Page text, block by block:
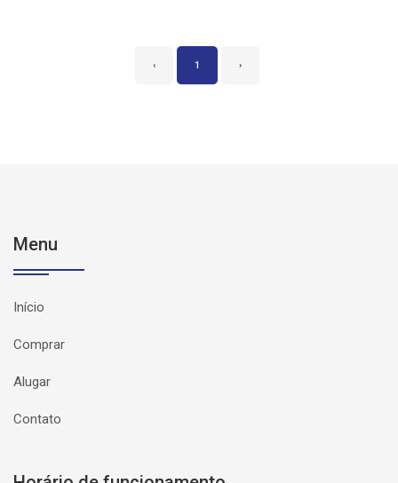
‹ 1 ›
Menu
Início
Comprar
Alugar
Contato